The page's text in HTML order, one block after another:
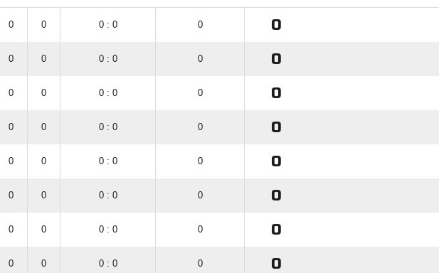
0 0 0 : 0 0 0
0 0 0 : 0 0 0
0 0 0 : 0 0 0
0 0 0 : 0 0 0
0 0 0 : 0 0 0
0 0 0 : 0 0 0
0 0 0 : 0 0 0
0 0 0 : 0 0 0